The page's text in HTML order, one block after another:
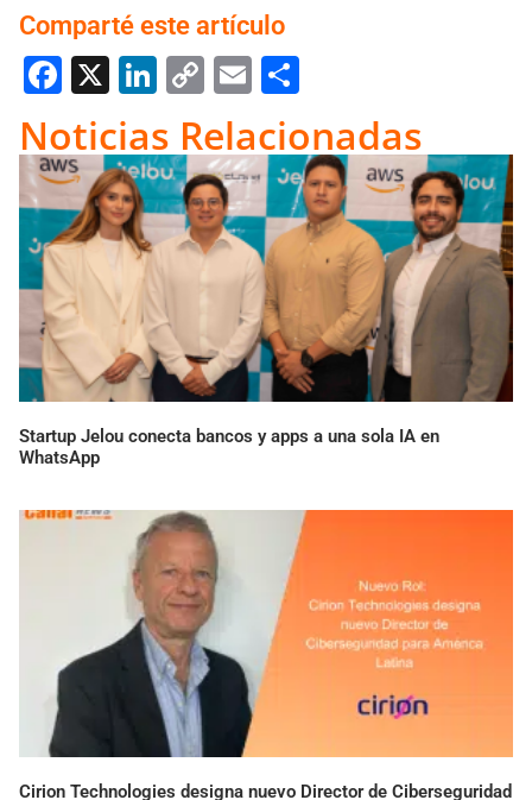
Comparté este artículo
Facebook
X LinkedIn
Copy
Link
Email
Noticias Relacionadas
Startup Jelou conecta bancos y apps a una sola IA en
WhatsApp
Cirion Technologies designa nuevo Director de Ciberseguridad